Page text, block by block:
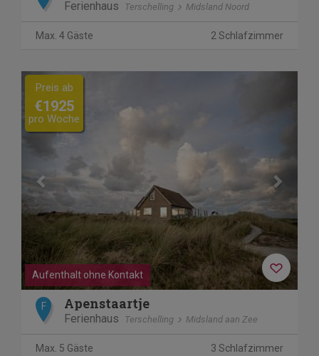
Ferienhaus Terschelling Midsland Noord
Max. 4 Gäste 2 Schlafzimmer
Previous
Aufenthalt ohne Kontakt
Preis ab
€1925
pro Woche
F Apenstaartje
Ferienhaus Terschelling Midsland aan Zee
Max. 5 Gäste 3 Schlafzimmer